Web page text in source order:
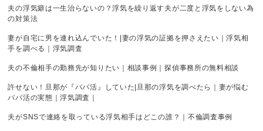
夫の浮気癖は一生治らないの？浮気を繰り返す夫が二度と浮気をしない為
の対策法
妻が自宅に男を連れ込んでいた！|妻の浮気の証拠を押さえたい｜浮気相
手を調べる｜浮気調査
夫の不倫相手の勤務先が知りたい｜相談事例｜探偵事務所の無料相談
許せない！旦那が『パパ活』していた|旦那の浮気を調べたら｜妻が悩む
パパ活の実態｜浮気調査｜
夫がSNSで連絡を取っている浮気相手はどこの誰？｜不倫調査事例